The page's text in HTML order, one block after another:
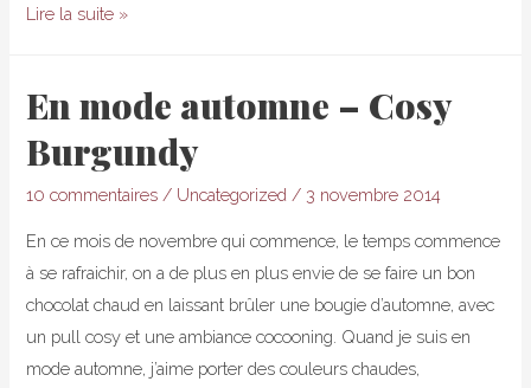
Get
Me
–
Autumn
Morning
Routine
Lire la suite »
En mode automne – Cosy
Burgundy
10 commentaires / Uncategorized / 3 novembre 2014
En ce mois de novembre qui commence, le temps commence
à se rafraichir, on a de plus en plus envie de se faire un bon
chocolat chaud en laissant brûler une bougie d’automne, avec
un pull cosy et une ambiance cocooning. Quand je suis en
mode automne, j’aime porter des couleurs chaudes,